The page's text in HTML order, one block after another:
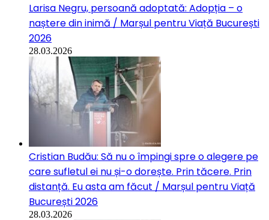
Larisa Negru, persoană adoptată: Adopția – o
naștere din inimă / Marșul pentru Viață București
2026
28.03.2026
Cristian Budău: Să nu o împingi spre o alegere pe
care sufletul ei nu și-o dorește. Prin tăcere. Prin
distanță. Eu asta am făcut / Marșul pentru Viață
București 2026
28.03.2026